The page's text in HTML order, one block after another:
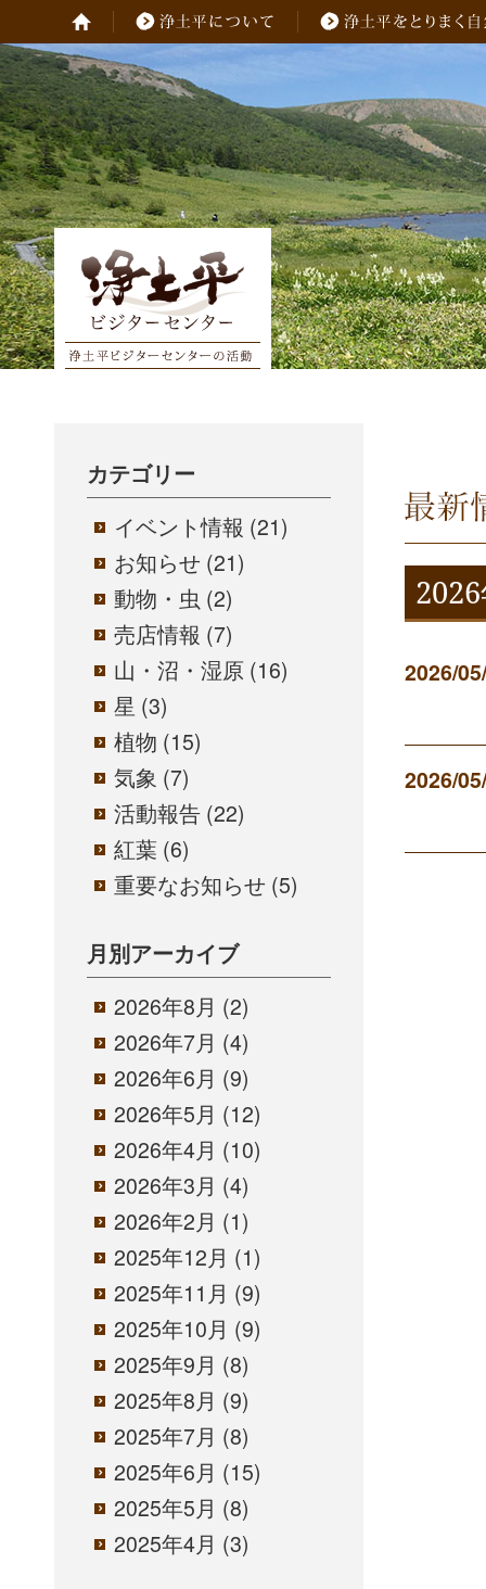
カテゴリー
イベント情報 (21)
お知らせ (21)
動物・虫 (2)
売店情報 (7)
山・沼・湿原 (16)
星 (3)
植物 (15)
気象 (7)
活動報告 (22)
紅葉 (6)
重要なお知らせ (5)
月別アーカイブ
2026年8月 (2)
2026年7月 (4)
2026年6月 (9)
2026年5月 (12)
2026年4月 (10)
2026年3月 (4)
2026年2月 (1)
2025年12月 (1)
2025年11月 (9)
2025年10月 (9)
2025年9月 (8)
2025年8月 (9)
2025年7月 (8)
2025年6月 (15)
2025年5月 (8)
2025年4月 (3)
案内標
2026/
2026/